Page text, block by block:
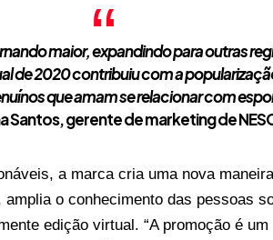
maior, expandindo para outras
de 2020 contribuiu com a
que amam se relacionar com
Santos, gerente de marketing de
a marca cria uma nova
o conhecimento das pessoas
edição virtual. “A promoção é